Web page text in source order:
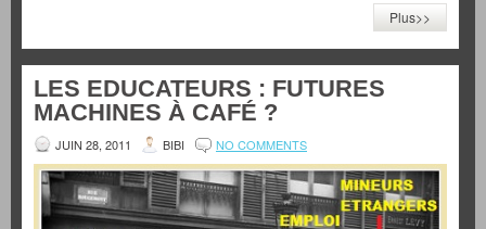
Plus>>
LES EDUCATEURS : FUTURES
MACHINES À CAFÉ ?
JUIN 28, 2011 BIBI NO COMMENTS